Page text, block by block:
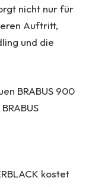
nicht nur für
Auftritt,
und die
BRABUS 900
kostet